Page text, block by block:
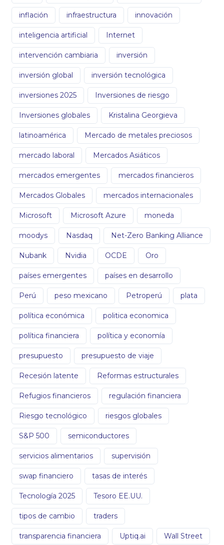
inflación infraestructura innovación
inteligencia artificial Internet
intervención cambiaria inversión
inversión global inversión tecnológica
inversiones 2025 Inversiones de riesgo
Inversiones globales Kristalina Georgieva
latinoamérica Mercado de metales preciosos
mercado laboral Mercados Asiáticos
mercados emergentes mercados financieros
Mercados Globales mercados internacionales
Microsoft Microsoft Azure moneda
moodys Nasdaq Net-Zero Banking Alliance
Nubank Nvidia OCDE Oro
países emergentes países en desarrollo
Perú peso mexicano Petroperú plata
política económica politica economica
política financiera política y economía
presupuesto presupuesto de viaje
Recesión latente Reformas estructurales
Refugios financieros regulación financiera
Riesgo tecnológico riesgos globales
S&P 500 semiconductores
servicios alimentarios supervisión
swap financiero tasas de interés
Tecnología 2025 Tesoro EE.UU.
tipos de cambio traders
transparencia financiera Uptiq.ai Wall Street